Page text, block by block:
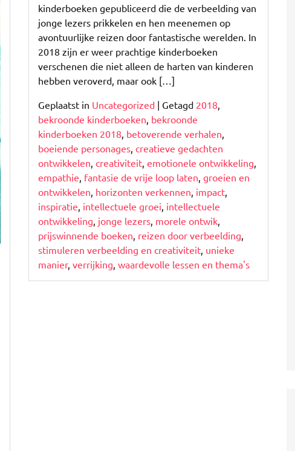
Bekroonde
Kinderboeken
uit
2018
kinderboeken gepubliceerd die de verbeelding van
jonge lezers prikkelen en hen meenemen op
avontuurlijke reizen door fantastische werelden. In
2018 zijn er weer prachtige kinderboeken
verschenen die niet alleen de harten van kinderen
hebben veroverd, maar ook […]
Geplaatst in Uncategorized| Getagd 2018
bekroonde kinderboeken bekroonde
kinderboeken 2018 betoverende verhalen
boeiende personages, creatieve gedachten
ontwikkelen creativiteit, emotionele ontwikkeling
empathie fantasie de vrije loop laten groeien en
ontwikkelen horizonten verkennen impact,
inspiratie intellectuele groei intellectuele
ontwikkeling jonge lezers, morele ontwik,
prijswinnende boeken reizen door verbeelding
stimuleren verbeelding en creativiteit, unieke
manier, verrijking waardevolle lessen en thema's